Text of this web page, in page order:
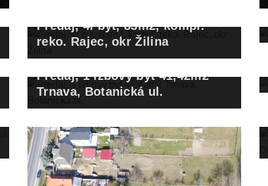
Predaj, 4i byt, 83m2, kompl.
reko. Rajec, okr Žilina
Predaj, 1 izbový byt 41,42m2
Trnava, Botanická ul.